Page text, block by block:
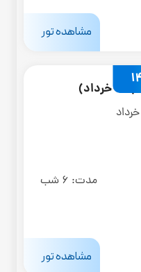
مشاهده تور
خرداد
مدت: 6 شب
مشاهده تور